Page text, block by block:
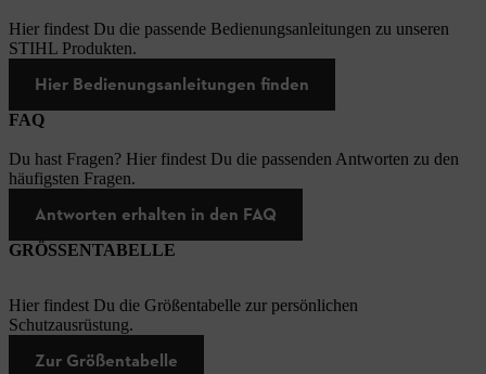
Hier findest Du die passende Bedienungsanleitungen zu unseren
STIHL Produkten.
Hier Bedienungsanleitungen finden
FAQ
Du hast Fragen? Hier findest Du die passenden Antworten zu den
häufigsten Fragen.
Antworten erhalten in den FAQ
GRÖSSENTABELLE
Hier findest Du die Größentabelle zur persönlichen
Schutzausrüstung.
Zur Größentabelle